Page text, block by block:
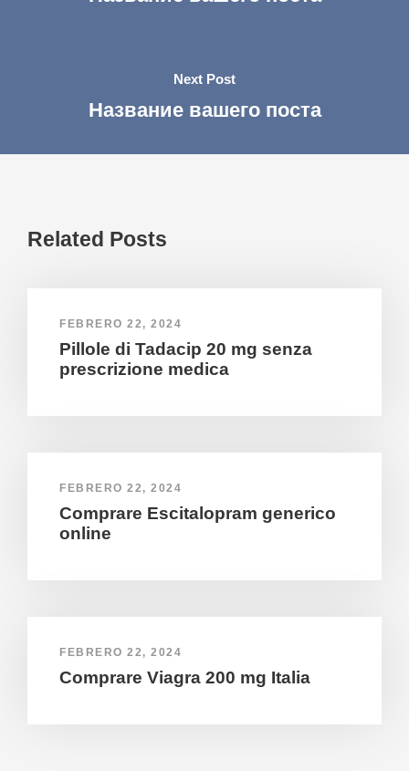
Next Post
Название вашего поста
Related Posts
FEBRERO 22, 2024
Pillole di Tadacip 20 mg senza
prescrizione medica
FEBRERO 22, 2024
Comprare Escitalopram generico
online
FEBRERO 22, 2024
Comprare Viagra 200 mg Italia